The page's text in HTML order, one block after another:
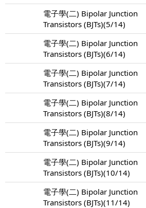
電子學(二) Bipolar Junction
Transistors (BJTs)(5/14)
電子學(二) Bipolar Junction
Transistors (BJTs)(6/14)
電子學(二) Bipolar Junction
Transistors (BJTs)(7/14)
電子學(二) Bipolar Junction
Transistors (BJTs)(8/14)
電子學(二) Bipolar Junction
Transistors (BJTs)(9/14)
電子學(二) Bipolar Junction
Transistors (BJTs)(10/14)
電子學(二) Bipolar Junction
Transistors (BJTs)(11/14)